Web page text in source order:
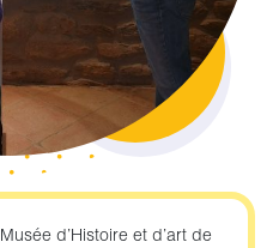
Musée d’Histoire et d’art de